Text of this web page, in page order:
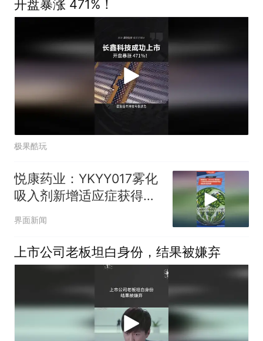
开盘暴涨 471%！
极果酷玩
悦康药业：YKYY017雾化
吸入剂新增适应症获得国
家药监局临床试验批准
界面新闻
上市公司老板坦白身份，结果被嫌弃